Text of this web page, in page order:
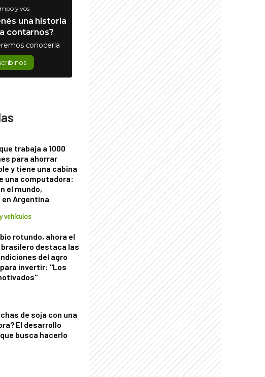
y vos
una historia
contarnos?
conocerla
trabaja a 1000
para ahorrar
y tiene una cabina
una computadora:
el mundo,
Argentina
vehículos
rotundo, ahora el
destaca las
del agro
invertir: "Los
de soja con una
El desarrollo
busca hacerlo